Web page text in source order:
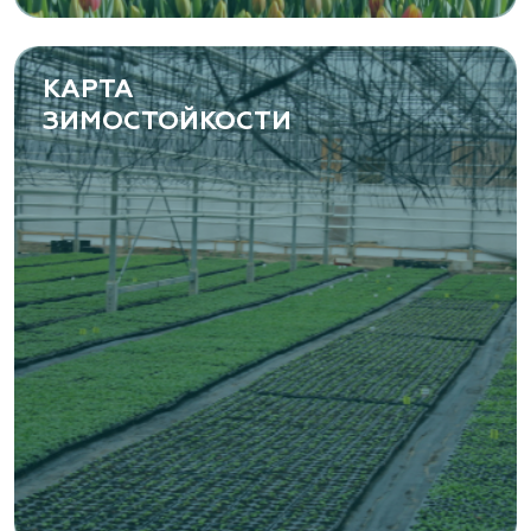
(8482) 650 010
www.yoly-paly.ru
«ВЕНЕВ» питомник растений
Тульская область, Венёвский р-н, село
Борщевое, улица Лесная, д. 13
8 963 224 87 99
https://www.venev1.ru/
«ВЕНЕВ» питомник растений
Тульская область, Венёвский р-н, село
Борщевое, улица Лесная, д. 13
8 963 224 87 99
КАРТА
ЗИМОСТОЙКОСТИ